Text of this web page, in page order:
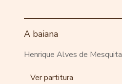
A baiana
Henrique Alves de Mesquita
Ver partitura